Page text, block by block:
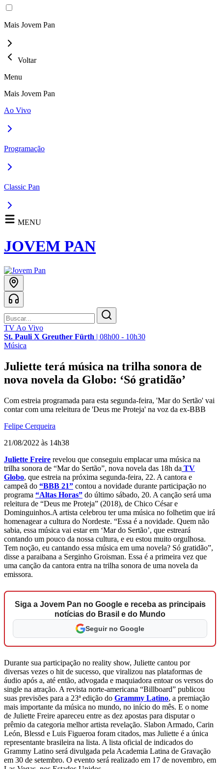
Mais Jovem Pan
Voltar
Menu
Mais Jovem Pan
Ao Vivo
Programação
Classic Pan
MENU
JOVEM PAN
TV Ao Vivo
St. Pauli X Greuther Fürth | 08h00 - 10h30
Música
Juliette terá música na trilha sonora de
nova novela da Globo: ‘Só gratidão’
Com estreia programada para esta segunda-feira, 'Mar do Sertão' vai
contar com uma releitura de 'Deus me Proteja' na voz da ex-BBB
Felipe Cerqueira
21/08/2022 às 14h38
Juliette Freire revelou que conseguiu emplacar uma música na
trilha sonora de “Mar do Sertão”, nova novela das 18h da TV
Globo, que estreia na próxima segunda-feira, 22. A cantora e
campeã do “BBB 21” contou a novidade durante participação no
programa “Altas Horas” do último sábado, 20. A canção será uma
releitura de “Deus me Proteja” (2018), de Chico César e
Dominguinhos.A artista celebrou ter uma música no folhetim que irá
homenagear a cultura do Nordeste. “Essa é a novidade. Quem não
sabia, essa música vai estar em ‘Mar do Sertão’, que estreará
contando um pouco da nossa cultura, e eu estou muito orgulhosa.
Tem noção, eu cantando essa música em uma novela? Só gratidão”,
disse a paraibana a Serginho Groisman. Essa é a primeira vez que
uma canção da cantora entra na trilha sonora de uma novela da
emissora.
Siga a Jovem Pan no Google e receba as principais
notícias do Brasil e do Mundo
Seguir no Google
Durante sua participação no reality show, Juliette cantou por
diversas vezes o hit de sucesso, que viralizou nas plataformas de
áudio após a, até então, advogada e maquiadora entoar os versos do
single na atração. A revista norte-americana “Billboard” publicou
suas previsões para a 23ª edição do Grammy Latino, a premiação
mais importante da música no mundo, no início do mês. E o nome
de Juliette Freire apareceu entre as dez apostas para disputar o
prêmio da categoria melhor artista revelação. Slabon Armado, Carin
León, Blessd e Luis Figueroa foram citados, mas Juliette é a única
representante brasileira na lista. A lista oficial de indicados do
Grammy Latino será divulgada pela Academia Latina de Gravação
em 30 de setembro. O evento será realizado em 17 de novembro, em